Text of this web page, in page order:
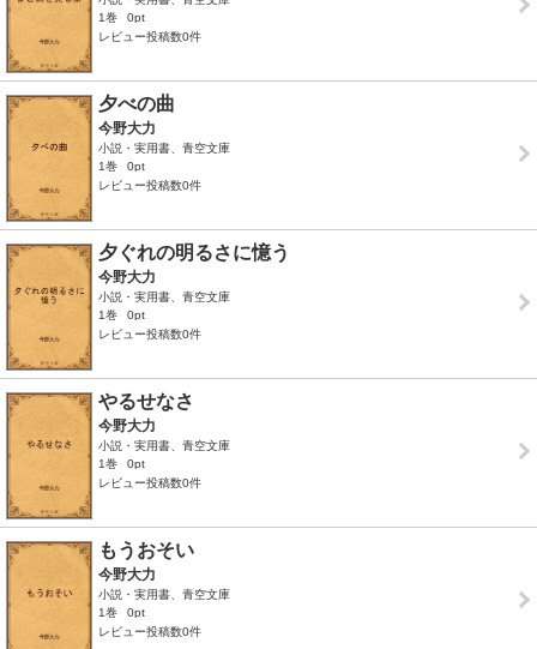
1巻
0pt
レビュー投稿数0件
夕べの曲
今野大力
小説・実用書、青空文庫
1巻
0pt
レビュー投稿数0件
夕ぐれの明るさに憶う
今野大力
小説・実用書、青空文庫
1巻
0pt
レビュー投稿数0件
やるせなさ
今野大力
小説・実用書、青空文庫
1巻
0pt
レビュー投稿数0件
もうおそい
今野大力
小説・実用書、青空文庫
1巻
0pt
レビュー投稿数0件